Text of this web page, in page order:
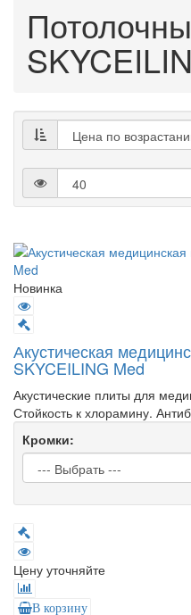
Новинка
Акустическая
SKYCEILING Med
Акустические плиты для
Стойкость к хлорамину.
Кромки:
Цену уточняйте
В корзину